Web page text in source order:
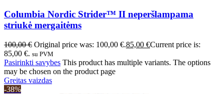
Columbia Nordic Strider™ II neperšlampama
striukė mergaitėms
100,00€ Original price was: 100,00 €.85,00 €Current price is:
85,00 €. su PVM
Pasirinkti savybes This product has multiple variants. The options
may be chosen on the product page
Greitas vaizdas
-38%